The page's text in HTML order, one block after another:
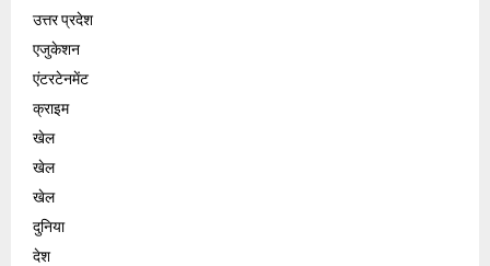
उत्तर प्रदेश
एजुकेशन
एंटरटेनमेंट
क्राइम
खेल
खेल
खेल
दुनिया
देश